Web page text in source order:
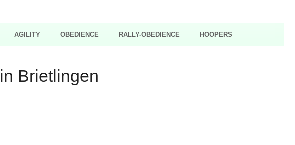
AGILITY OBEDIENCE RALLY-OBEDIENCE HOOPERS
Brietlingen